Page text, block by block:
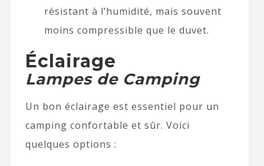
résistant à l’humidité, mais souvent
moins compressible que le duvet.
Éclairage
Lampes de Camping
Un bon éclairage est essentiel pour un
camping confortable et sûr. Voici
quelques options :